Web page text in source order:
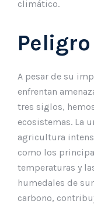
climático.
A pesar de su
enfrentan
tres siglos,
ecosistemas. La
agricultura
como los
temperaturas y
humedales de
carbono,